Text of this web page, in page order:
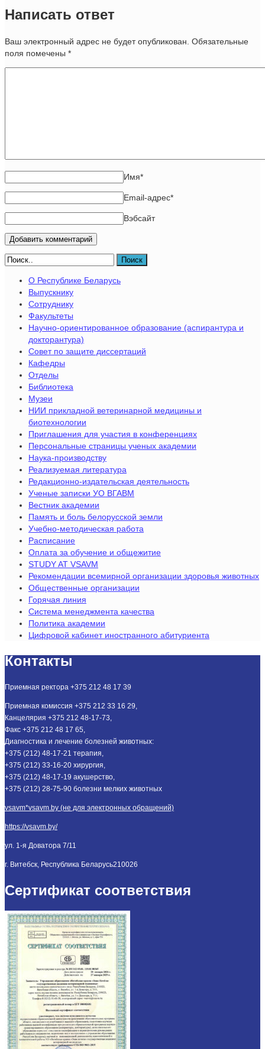
Написать ответ
Ваш электронный адрес не будет опубликован. Обязательные
поля помечены *
Имя*
Email-адрес*
Вэбсайт
Поиск
О Республике Беларусь
Выпускнику
Сотруднику
Факультеты
Научно-ориентированное образование (аспирантура и
докторантура)
Совет по защите диссертаций
Кафедры
Отделы
Библиотека
Музеи
НИИ прикладной ветеринарной медицины и
биотехнологии
Приглашения для участия в конференциях
Персональные страницы ученых академии
Наука-производству
Реализуемая литература
Редакционно-издательская деятельность
Ученые записки УО ВГАВМ
Вестник академии
Память и боль белорусской земли
Учебно-методическая работа
Расписание
Оплата за обучение и общежитие
STUDY AT VSAVM
Рекомендации всемирной организации здоровья животных
Общественные организации
Горячая линия
Система менеджмента качества
Политика академии
Цифровой кабинет иностранного абитуриента
Контакты
Приемная ректора +375 212 48 17 39
Приемная комиссия +375 212 33 16 29,
Канцелярия +375 212 48-17-73,
Факс +375 212 48 17 65,
Диагностика и лечение болезней животных:
+375 (212) 48-17-21 терапия,
+375 (212) 33-16-20 хирургия,
+375 (212) 48-17-19 акушерство,
+375 (212) 28-75-90 болезни мелких животных
vsavm*vsavm.by (не для электронных обращений)
https://vsavm.by/
ул. 1-я Доватора 7/11
г. Витебск, Республика Беларусь210026
Сертификат соответствия